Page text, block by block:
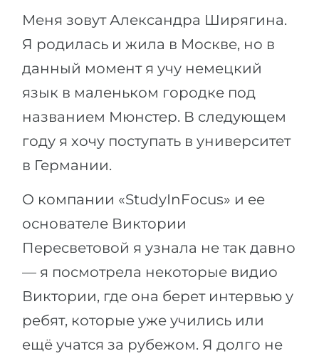
Примеры вакансий
КАРЬЕРНОЕ ОРИЕНТИРОВАНИЕ
100%
Наши студенты успешно поступают
ПОСТУПАЕМ НА...
Медицина
Армения
Беларусь
Меня зовут Александра Ширягина.
Я родилась и жила в Москве, но в
данный момент я учу немецкий
язык в маленьком городке под
названием Мюнстер. В следующем
году я хочу поступать в университет
в Германии.
О компании «StudyInFocus» и ее
основателе Виктории
Пересветовой я узнала не так давно
— я посмотрела некоторые видио
Виктории, где она берет интервью у
ребят, которые уже учились или
ещё учатся за рубежом. Я долго не